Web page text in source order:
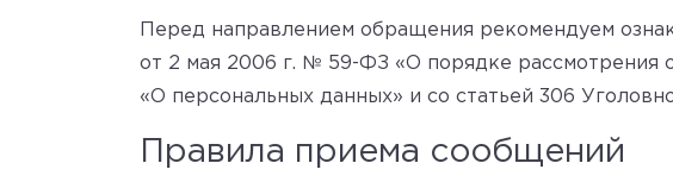
Перед направлением обращения рекомендуем
от 2 мая 2006 г. № 59-ФЗ «О порядке
«О персональных данных» и со статьей 306
Правила приема сообщений